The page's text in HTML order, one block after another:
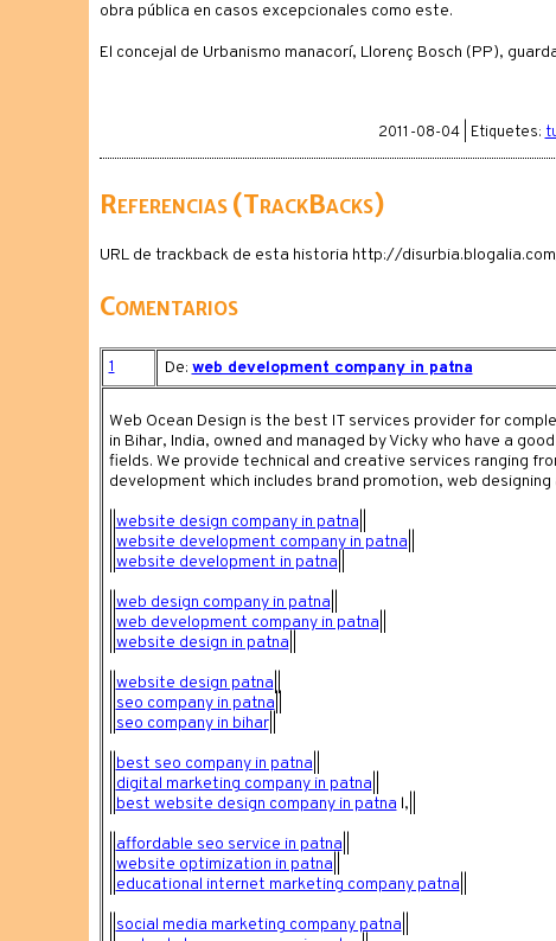
obra pública en casos excepcionales como este.
El concejal de Urbanismo manacorí, Llorenç Bosch (PP),
2011-08-04 | Etiquetes:
Referencias (TrackBacks)
URL de trackback de esta historia http://
Comentarios
1 De: web development company in patna
Web Ocean Design is the best IT services provider for
in Bihar, India, owned and managed by Vicky who have a
fields. We provide technical and creative services ranging
development which includes brand promotion, web
website design company in patna
website development company in patna
website development in patna
web design company in patna
web development company in patna
website design in patna
website design patna
seo company in patna
seo company in bihar||
best seo company in patna
digital marketing company in patna
best website design company in patna l,||
affordable seo service in patna
website optimization in patna
educational internet marketing company patna
social media marketing company patna